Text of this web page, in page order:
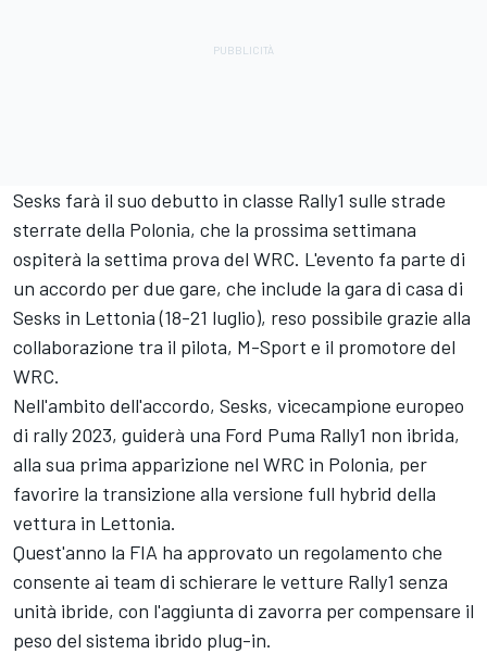
Sesks farà il suo debutto in classe Rally1 sulle strade
sterrate della Polonia, che la prossima settimana
ospiterà la settima prova del WRC. L'evento fa parte di
un accordo per due gare, che include la gara di casa di
Sesks in Lettonia (18-21 luglio), reso possibile grazie alla
collaborazione tra il pilota, M-Sport e il promotore del
WRC.
Nell'ambito dell'accordo, Sesks, vicecampione europeo
di rally 2023, guiderà una Ford Puma Rally1 non ibrida,
alla sua prima apparizione nel WRC in Polonia, per
favorire la transizione alla versione full hybrid della
vettura in Lettonia.
Quest'anno la FIA ha approvato un regolamento che
consente ai team di schierare le vetture Rally1 senza
unità ibride, con l'aggiunta di zavorra per compensare il
peso del sistema ibrido plug-in.